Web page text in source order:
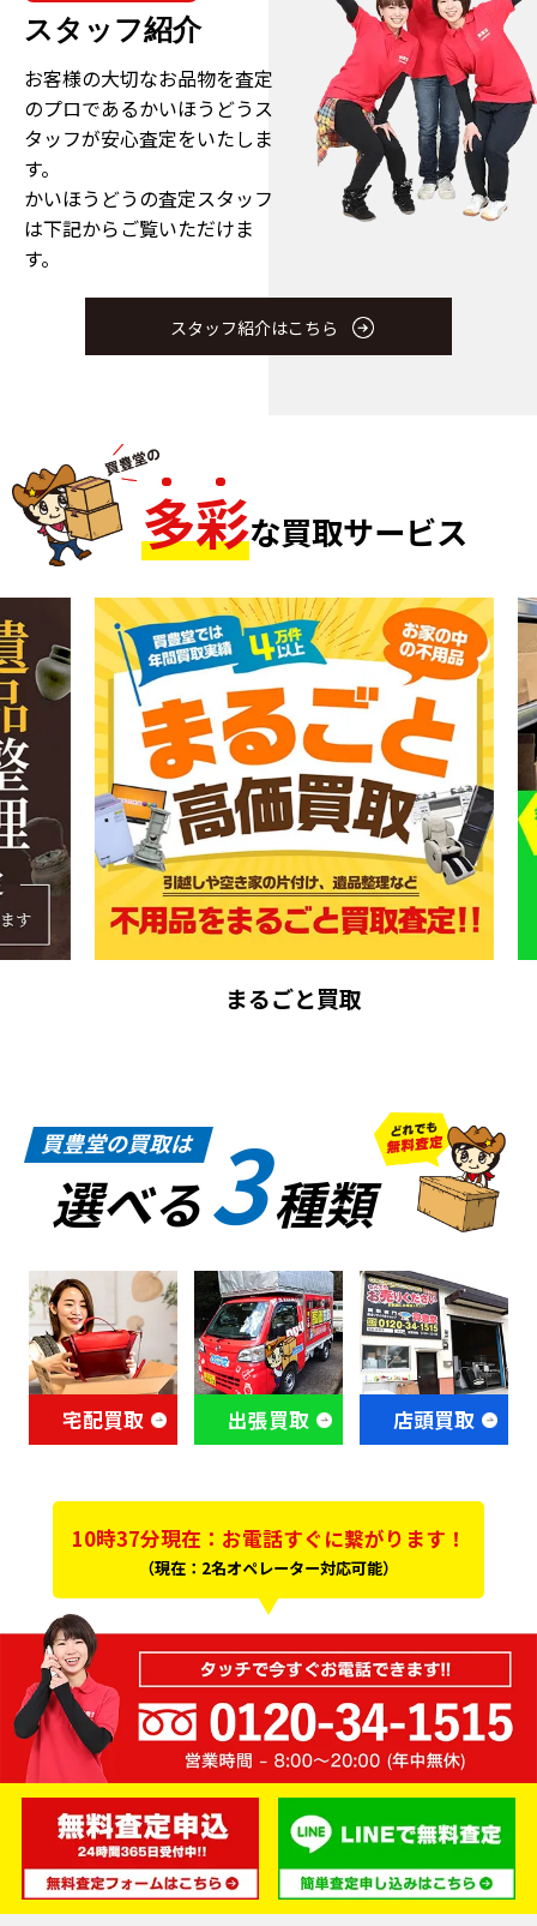
スタッフ紹介
お客様の大切なお品物を査定
のプロであるかいほうどうス
タッフが安心査定をいたしま
す。
かいほうどうの査定スタッフ
は下記からご覧いただけま
す。
スタッフ紹介はこちら
多彩な買取サービス
まるごと買取
買豊堂の買取は
選べる3種類
宅配買取 出張買取 店頭買取
10時37分現在：お電話すぐに繋がります！
（現在：2名オペレーター対応可能）